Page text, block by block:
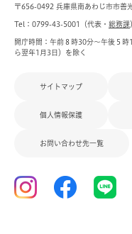
〒656-0492 兵庫県南あわじ市市善
Tel：0799-43-5001（代表・ 総務課
開庁時間：午前８時30分～午後５
ら翌年1月3日）を除く
サイトマップ
個人情報保護
お問い合わせ先一覧